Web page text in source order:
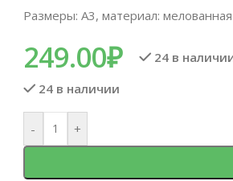
Размеры: А3, материал:
249.00₽
24 в
24 в наличии
- +